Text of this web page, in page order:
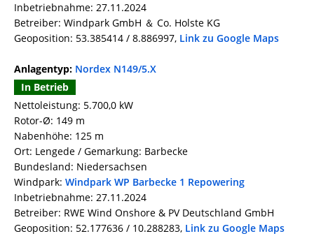
Inbetriebnahme: 27.11.2024
Betreiber: Windpark GmbH ＆ Co. Holste KG
Geoposition: 53.385414 / 8.886997, Link zu Google Maps
Anlagentyp: Nordex N149/5.X
In Betrieb
Nettoleistung: 5.700,0 kW
Rotor-Ø: 149 m
Nabenhöhe: 125 m
Ort: Lengede / Gemarkung: Barbecke
Bundesland: Niedersachsen
Windpark: Windpark WP Barbecke 1 Repowering
Inbetriebnahme: 27.11.2024
Betreiber: RWE Wind Onshore & PV Deutschland GmbH
Geoposition: 52.177636 / 10.288283, Link zu Google Maps